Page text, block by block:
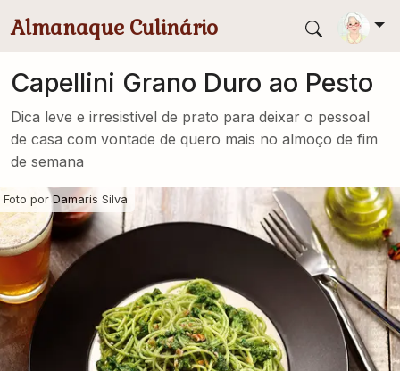
Almanaque Culinário
Capellini Grano Duro ao Pesto
Dica leve e irresistível de prato para deixar o pessoal
de casa com vontade de quero mais no almoço de fim
de semana
Foto porDamaris Silva